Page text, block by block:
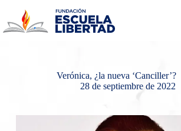
contenido
Verónica, ¿la nueva ‘Canciller’?
28 de septiembre de 2022